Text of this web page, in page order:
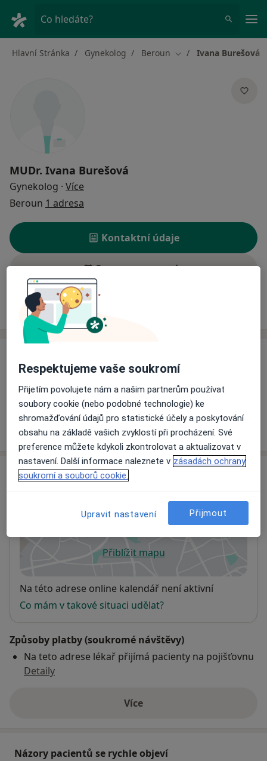
Co hledáte?
Hlavní Stránka Gynekolog Beroun Změna města
Ivana Burešová
MUDr. Ivana Burešová
Gynekolog · Více
Beroun 1 adresa
Kontaktní údaje
Rezervovat termín
Ceník
Tento specialista ještě nepřidával žádné informace o
svých službách.
Adresa
GYNEKOLOGIE Burešová s.r.o.
Plzeňská 1880, Beroun26601
Přiblížit mapuse otevře v nové záložce
Dostupnost
Na této adrese online kalendář není aktivní
Co mám v takové situaci udělat?
Způsoby platby (soukromé návštěvy)
Na teto adrese lékař přijímá pacienty na pojišťovnu
Detaily
Víceo adrese
Názory pacientů se rychle objeví
Respektujeme vaše soukromí
Přijetím povolujete nám a našim partnerům používat
soubory cookie (nebo podobné technologie) ke
shromažďování údajů pro statistické účely a poskytování
obsahu na základě vašich zvyklostí při procházení. Své
preference můžete kdykoli zkontrolovat a aktualizovat v
nastavení. Další informace naleznete v zásadách ochrany
soukromí a souborů cookie.
Upravit nastavení Přijmout